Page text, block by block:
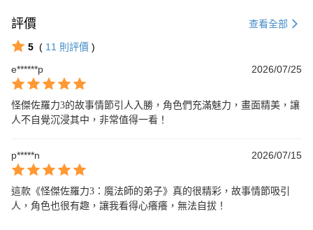
評價 查看全部
5 ( 11 則評價 )
e******p
2026/07/25
怪傑佐羅力3的故事情節引人入勝，角色們充滿魅力，畫面精美，讓
人不自覺沉浸其中，非常值得一看！
p*****n 2026/07/15
這款《怪傑佐羅力3：魔法師的弟子》真的很精彩，故事情節吸引
人，角色也很有趣，讓我看得心癢癢，無法自拔！